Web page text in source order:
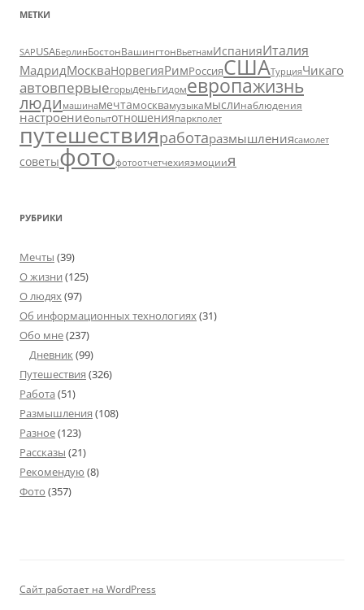
МЕТКИ
SAPUSAБерлинБостонВашингтонВьетнамИспанияИталия
МадридМоскваНорвегияРимРоссияСШАТурцияЧикаго
автовпервыегорыденьгидомевропажизнь
люди машинамечтамосквамузыкамыслинаблюдения
настроениеопытотношенияпаркполет
путешествияработаразмышлениясамолет
советыфотофотоотчетчехияэмоциия
РУБРИКИ
Мечты (39)
О жизни (125)
О людях(97)
Об информационных технологиях(31)
Обо мне(237)
Дневник(99)
Путешествия (326)
Работа (51)
Размышления (108)
Разное(123)
Рассказы (21)
Рекомендую (8)
Фото (357)
Сайт работает на WordPress